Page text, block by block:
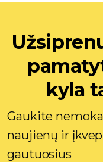
kyla
Gaukite
naujienų ir
gautuosius